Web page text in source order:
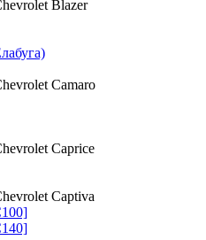
Blazer
Camaro
Caprice
Captiva